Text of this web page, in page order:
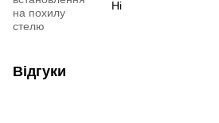
на похилу
стелю
Ні
Відгуки